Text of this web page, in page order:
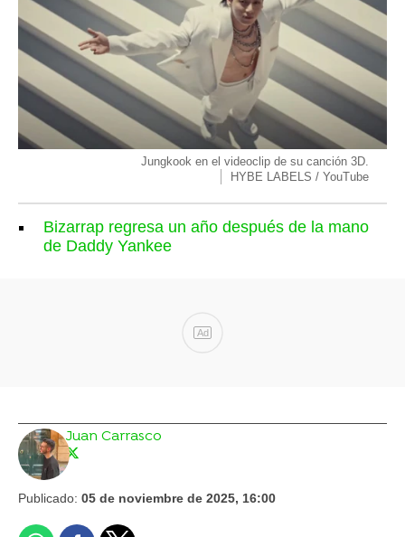
Jungkook en el videoclip de su canción 3D.
HYBE LABELS / YouTube
Bizarrap regresa un año después de la mano
de Daddy Yankee
Ad
Juan Carrasco
Publicado: 05 de noviembre de 2025, 16:00